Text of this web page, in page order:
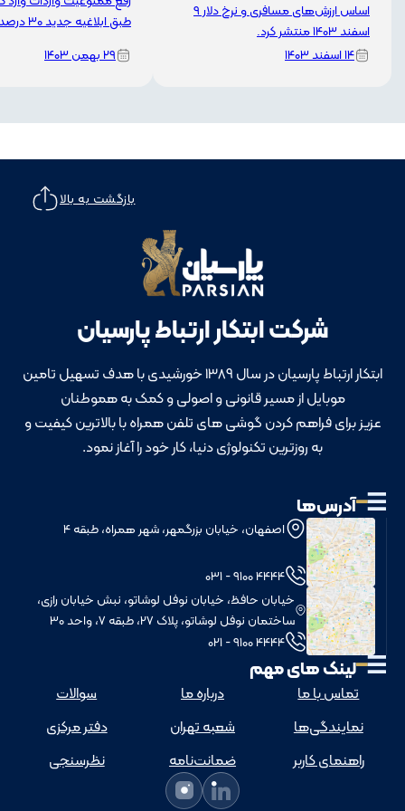
اساس ارزش‌های مسافری و نرخ دلار 9
اسفند 1403 منتشر کرد.
۱۴ اسفند ۱۴۰۳
طبق ابلاغیه جدید ۳۰ درصد تعیین شد.
۲۹ بهمن ۱۴۰۳
بازگشت به بالا
شرکت ابتکار ارتباط پارسیان
ابتکار ارتباط پارسیان در سال 1389 خورشیدی با هدف تسهیل تامین
موبایل از مسیر قانونی و اصولی و کمک به هموطنان
عزیز برای فراهم کردن گوشی های تلفن همراه با بالاترین کیفیت و
به روزترین تکنولوژی دنیا، کار خود را آغاز نمود.
لینک های مهم
تماس با ما درباره ما
سوالات
نمایندگی‌ها
شعبه تهران
دفتر مرکزی
راهنمای کاربر
ضمانت‌نامه نظرسنجی
آدرس‌ها
اصفهان، خیابان بزرگمهر، شهر همراه، طبقه 4
4444 9100 - 031
خيابان حافظ، خيابان نوفل لوشاتو، نبش خيابان رازی،
ساختمان نوفل لوشاتو، پلاک 27، طبقه 7، واحد 30
4444 9100 - 021